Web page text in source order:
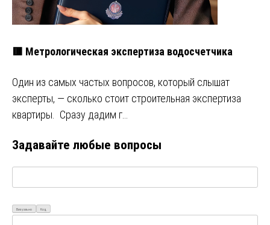
🟥 Метрологическая экспертиза водосчетчика
Один из самых частых вопросов, который слышат
эксперты, — сколько стоит строительная экспертиза
квартиры. Сразу дадим г…
Задавайте любые вопросы
Визуально Код